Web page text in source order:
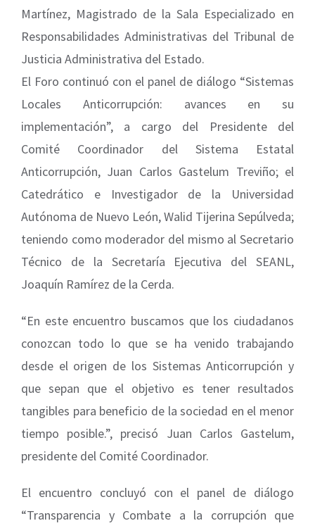
Martínez, Magistrado de la Sala Especializado en
Responsabilidades Administrativas del Tribunal de
Justicia Administrativa del Estado.
El Foro continuó con el panel de diálogo “Sistemas
Locales Anticorrupción: avances en su
implementación”, a cargo del Presidente del
Comité Coordinador del Sistema Estatal
Anticorrupción, Juan Carlos Gastelum Treviño; el
Catedrático e Investigador de la Universidad
Autónoma de Nuevo León, Walid Tijerina Sepúlveda;
teniendo como moderador del mismo al Secretario
Técnico de la Secretaría Ejecutiva del SEANL,
Joaquín Ramírez de la Cerda.
“En este encuentro buscamos que los ciudadanos
conozcan todo lo que se ha venido trabajando
desde el origen de los Sistemas Anticorrupción y
que sepan que el objetivo es tener resultados
tangibles para beneficio de la sociedad en el menor
tiempo posible.”, precisó Juan Carlos Gastelum,
presidente del Comité Coordinador.
El encuentro concluyó con el panel de diálogo
“Transparencia y Combate a la corrupción que